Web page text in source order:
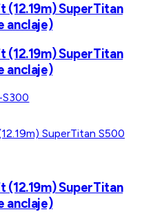
SuperTitan
anclaje)
SuperTitan
anclaje)
SuperTitan
anclaje)